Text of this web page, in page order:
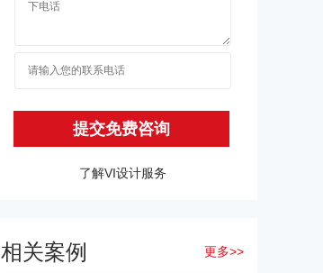
提交免费咨询
了解VI设计服务
相关案例 更多>>